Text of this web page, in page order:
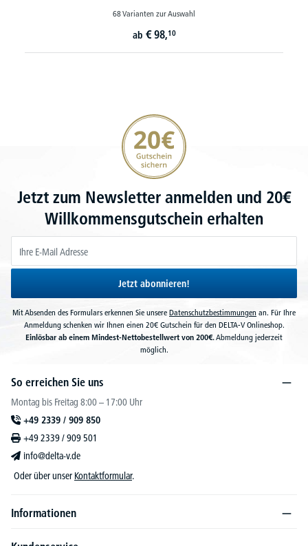
68 Varianten zur Auswahl
ab € 98,10
20€ Gutschein sichern
Jetzt zum Newsletter anmelden und 20€
Willkommensgutschein erhalten
Jetzt abonnieren!
Mit Absenden des Formulars erkennen Sie unsere Datenschutzbestimmungen an. Für Ihre
Anmeldung schenken wir Ihnen einen 20€ Gutschein für den DELTA-V Onlineshop.
Einlösbar ab einem Mindest-Nettobestellwert von 200€.Abmeldung jederzeit
möglich.
So erreichen Sie uns
Montag bis Freitag 8:00 – 17:00 Uhr
+49 2339 / 909 850
+49 2339 / 909 501
info@delta-v.de
Oder über unser Kontaktformular.
Informationen